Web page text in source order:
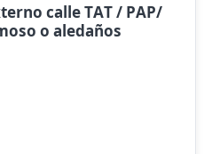
calle TAT / PAP/
o aledaños